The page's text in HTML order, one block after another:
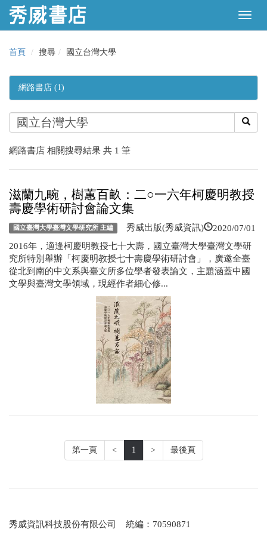
首頁 搜尋 國立台灣大學
網路書店 (1)
網路書店 相關搜尋結果 共 1 筆
滋蘭九畹，樹蕙百畝：二○一六年柯慶明教授
壽慶學術研討會論文集
國立臺灣大學臺灣文學研究所 主編 秀威出版(秀威資訊) 2020/07/01
2016年，適逢柯慶明教授七十大壽，國立臺灣大學臺灣文學研
究所特別舉辦「柯慶明教授七十壽慶學術研討會」，廣邀全臺
從北到南的中文系與臺文所多位學者發表論文，主題涵蓋中國
文學與臺灣文學領域，現經作者細心修...
第一頁 < 1 > 最後頁
秀威資訊科技股份有限公司 統編：70590871